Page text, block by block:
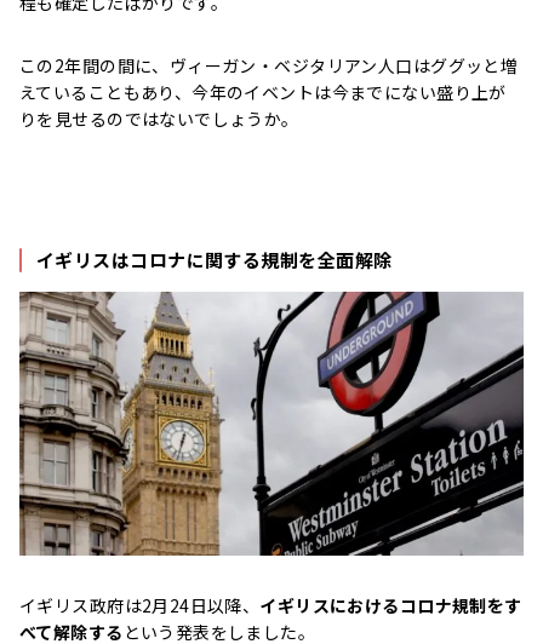
この2年間の間に、ヴィーガン・ベジタリアン人口はググッと増
えていることもあり、今年のイベントは今までにない盛り上が
りを見せるのではないでしょうか。
イギリスはコロナに関する規制を全面解除
イギリス政府は2月24日以降、 イギリスにおけるコロナ規制をす
べて解除する という発表をしました。